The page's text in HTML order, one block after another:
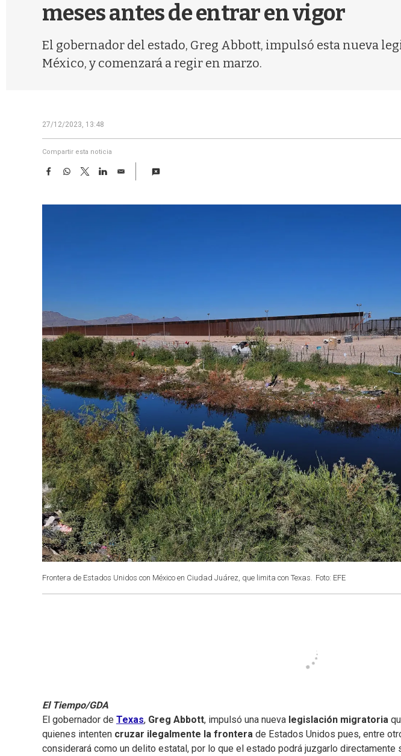
meses antes de entrar en vigor
El gobernador del estado, Greg Abbott, impulsó esta nueva
México, y comenzará a regir en marzo.
27/12/2023, 13:48
Compartir esta noticia
F
e
W
t
T
w
t
L
k
E
i
Frontera de Estados Unidos con México en Ciudad Juárez, que limita con Texas. Foto: EFE
El Tiempo/GDA
El gobernador de Texas, Greg Abbott, impulsó una nueva legislación migratoria
quienes intenten cruzar ilegalmente la frontera de Estados Unidos pues, entre
considerará como un delito estatal, por lo que el estado podrá juzgarlo directamente